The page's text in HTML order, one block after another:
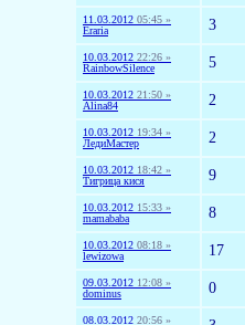
11.03.2012 05:45 »
Eraria
3
10.03.2012 22:26 »
RainbowSilence
5
10.03.2012 21:50 »
Alina84
2
10.03.2012 19:34 »
ЛедиМастер
2
10.03.2012 18:42 »
Тигрица кися
9
10.03.2012 15:33 »
mamababa
8
10.03.2012 08:18 »
lewizowa
17
09.03.2012 12:08 »
dominus
0
08.03.2012 20:56 »